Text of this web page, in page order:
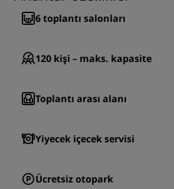
6toplantı salonları
120 kişi – maks. kapasite
Toplantı arası alanı
Yiyecek içecek servisi
Ücretsiz otopark